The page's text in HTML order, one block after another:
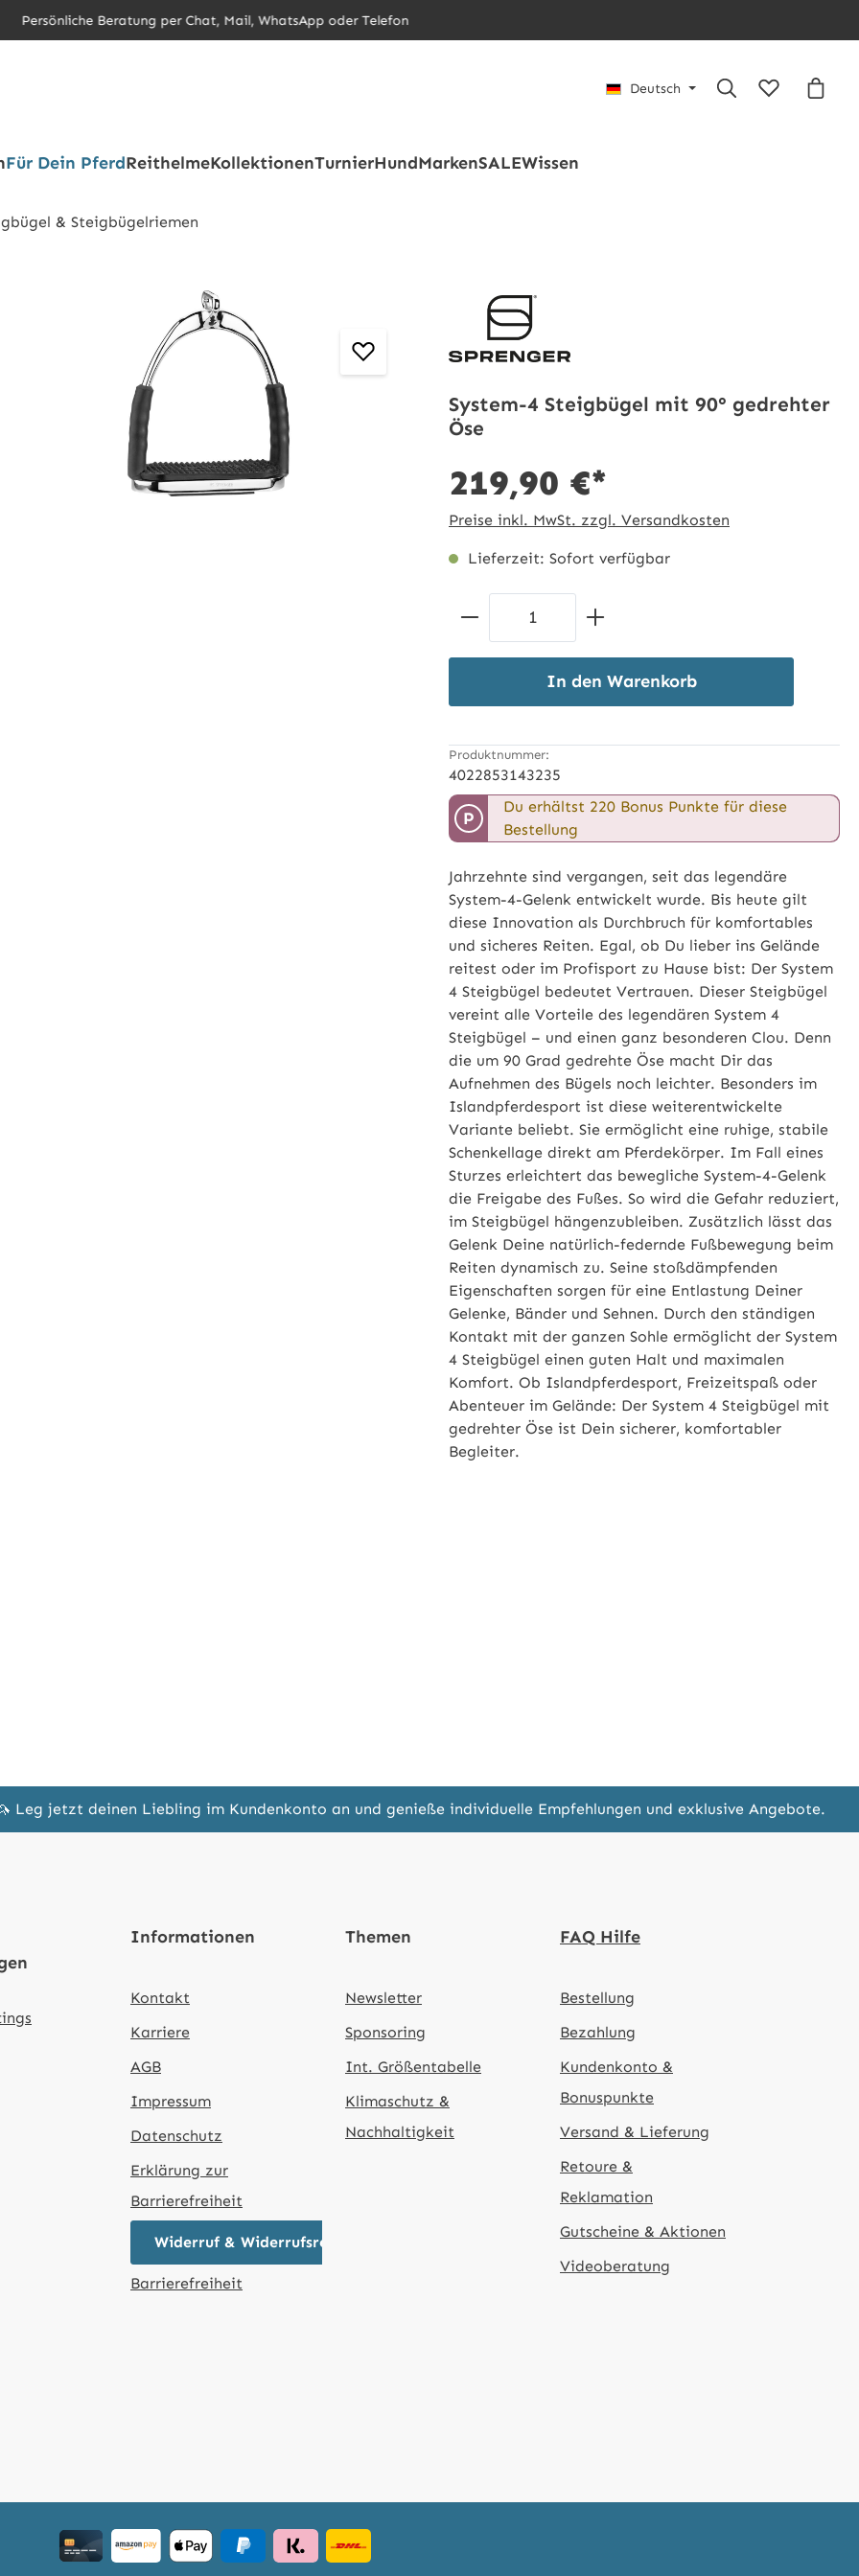
Persönliche Beratung per Chat, Mail, WhatsApp oder Telefon
Deutsch
Du hast 0
Für Dein PferdReithelmeKollektionenTurnierHundMarkenSALEWissen
& Steigbügelriemen
System-4 Steigbügel mit 90° gedrehter
Öse
219,90 €*
Preise inkl. MwSt. zzgl. Versandkosten
Lieferzeit: Sofort verfügbar
Produkt Anzahl: Gib den
In den Warenkorb
Produktnummer:
4022853143235
P
Du erhältst 220 Bonus Punkte für diese
Bestellung
Jahrzehnte sind vergangen, seit das legendäre
System-4-Gelenk entwickelt wurde. Bis heute gilt
diese Innovation als Durchbruch für komfortables
und sicheres Reiten. Egal, ob Du lieber ins Gelände
reitest oder im Profisport zu Hause bist: Der System
4 Steigbügel bedeutet Vertrauen. Dieser Steigbügel
vereint alle Vorteile des legendären System 4
Steigbügel – und einen ganz besonderen Clou. Denn
die um 90 Grad gedrehte Öse macht Dir das
Aufnehmen des Bügels noch leichter. Besonders im
Islandpferdesport ist diese weiterentwickelte
Variante beliebt. Sie ermöglicht eine ruhige, stabile
Schenkellage direkt am Pferdekörper. Im Fall eines
Sturzes erleichtert das bewegliche System-4-Gelenk
die Freigabe des Fußes. So wird die Gefahr reduziert,
im Steigbügel hängenzubleiben. Zusätzlich lässt das
Gelenk Deine natürlich-federnde Fußbewegung beim
Reiten dynamisch zu. Seine stoßdämpfenden
Eigenschaften sorgen für eine Entlastung Deiner
Gelenke, Bänder und Sehnen. Durch den ständigen
Kontakt mit der ganzen Sohle ermöglicht der System
4 Steigbügel einen guten Halt und maximalen
Komfort. Ob Islandpferdesport, Freizeitspaß oder
Abenteuer im Gelände: Der System 4 Steigbügel mit
gedrehter Öse ist Dein sicherer, komfortabler
Begleiter.
Leg jetzt deinen Liebling im Kundenkonto an und genieße individuelle Empfehlungen und exklusive Angebote.
Informationen
Kontakt
Karriere
AGB
Impressum
Datenschutz
Erklärung zur
Barrierefreiheit
Widerruf & Widerrufsrecht
Barrierefreiheit
Themen
Newsletter
Sponsoring
Int. Größentabelle
Klimaschutz &
Nachhaltigkeit
FAQ Hilfe
Bestellung
Bezahlung
Kundenkonto &
Bonuspunkte
Versand & Lieferung
Retoure &
Reklamation
Gutscheine & Aktionen
Videoberatung